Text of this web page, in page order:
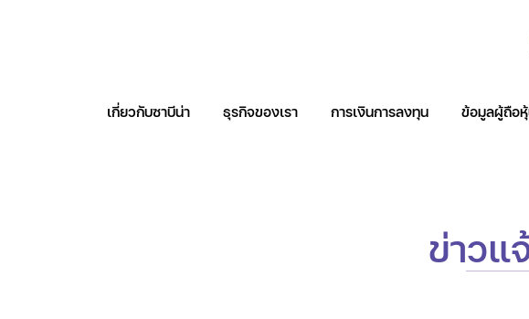
เกี่ยวกับซาบีน่า ธุรกิจของเรา การเงินการลงทุน ข้อมูลผู้ถือ
ข่าวแ